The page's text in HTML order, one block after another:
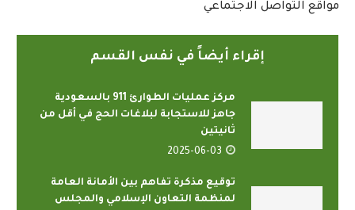
مواقع التواصل الاجتماعي
إقراء أيضاً في نفس القسم
مركز عمليات الطوارئ 911 بالسعودية
جاهز للاستجابة لبلاغات الحج في أقل من
ثانيتين
2025-06-03
توقيع مذكرة تفاهم بين الأمانة العامة
لمنظمة التعاون الإسلامي والمجلس